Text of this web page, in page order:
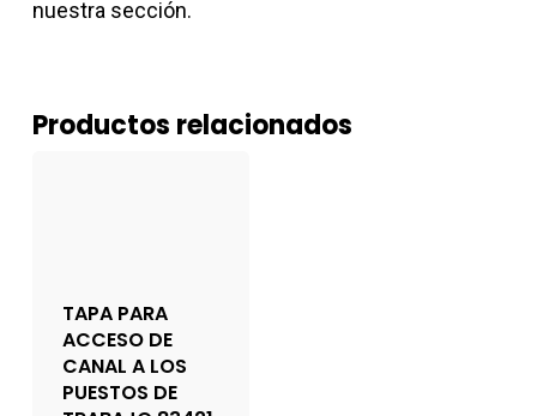
nuestra sección.
Productos relacionados
TAPA PARA
ACCESO DE
CANAL A LOS
PUESTOS DE